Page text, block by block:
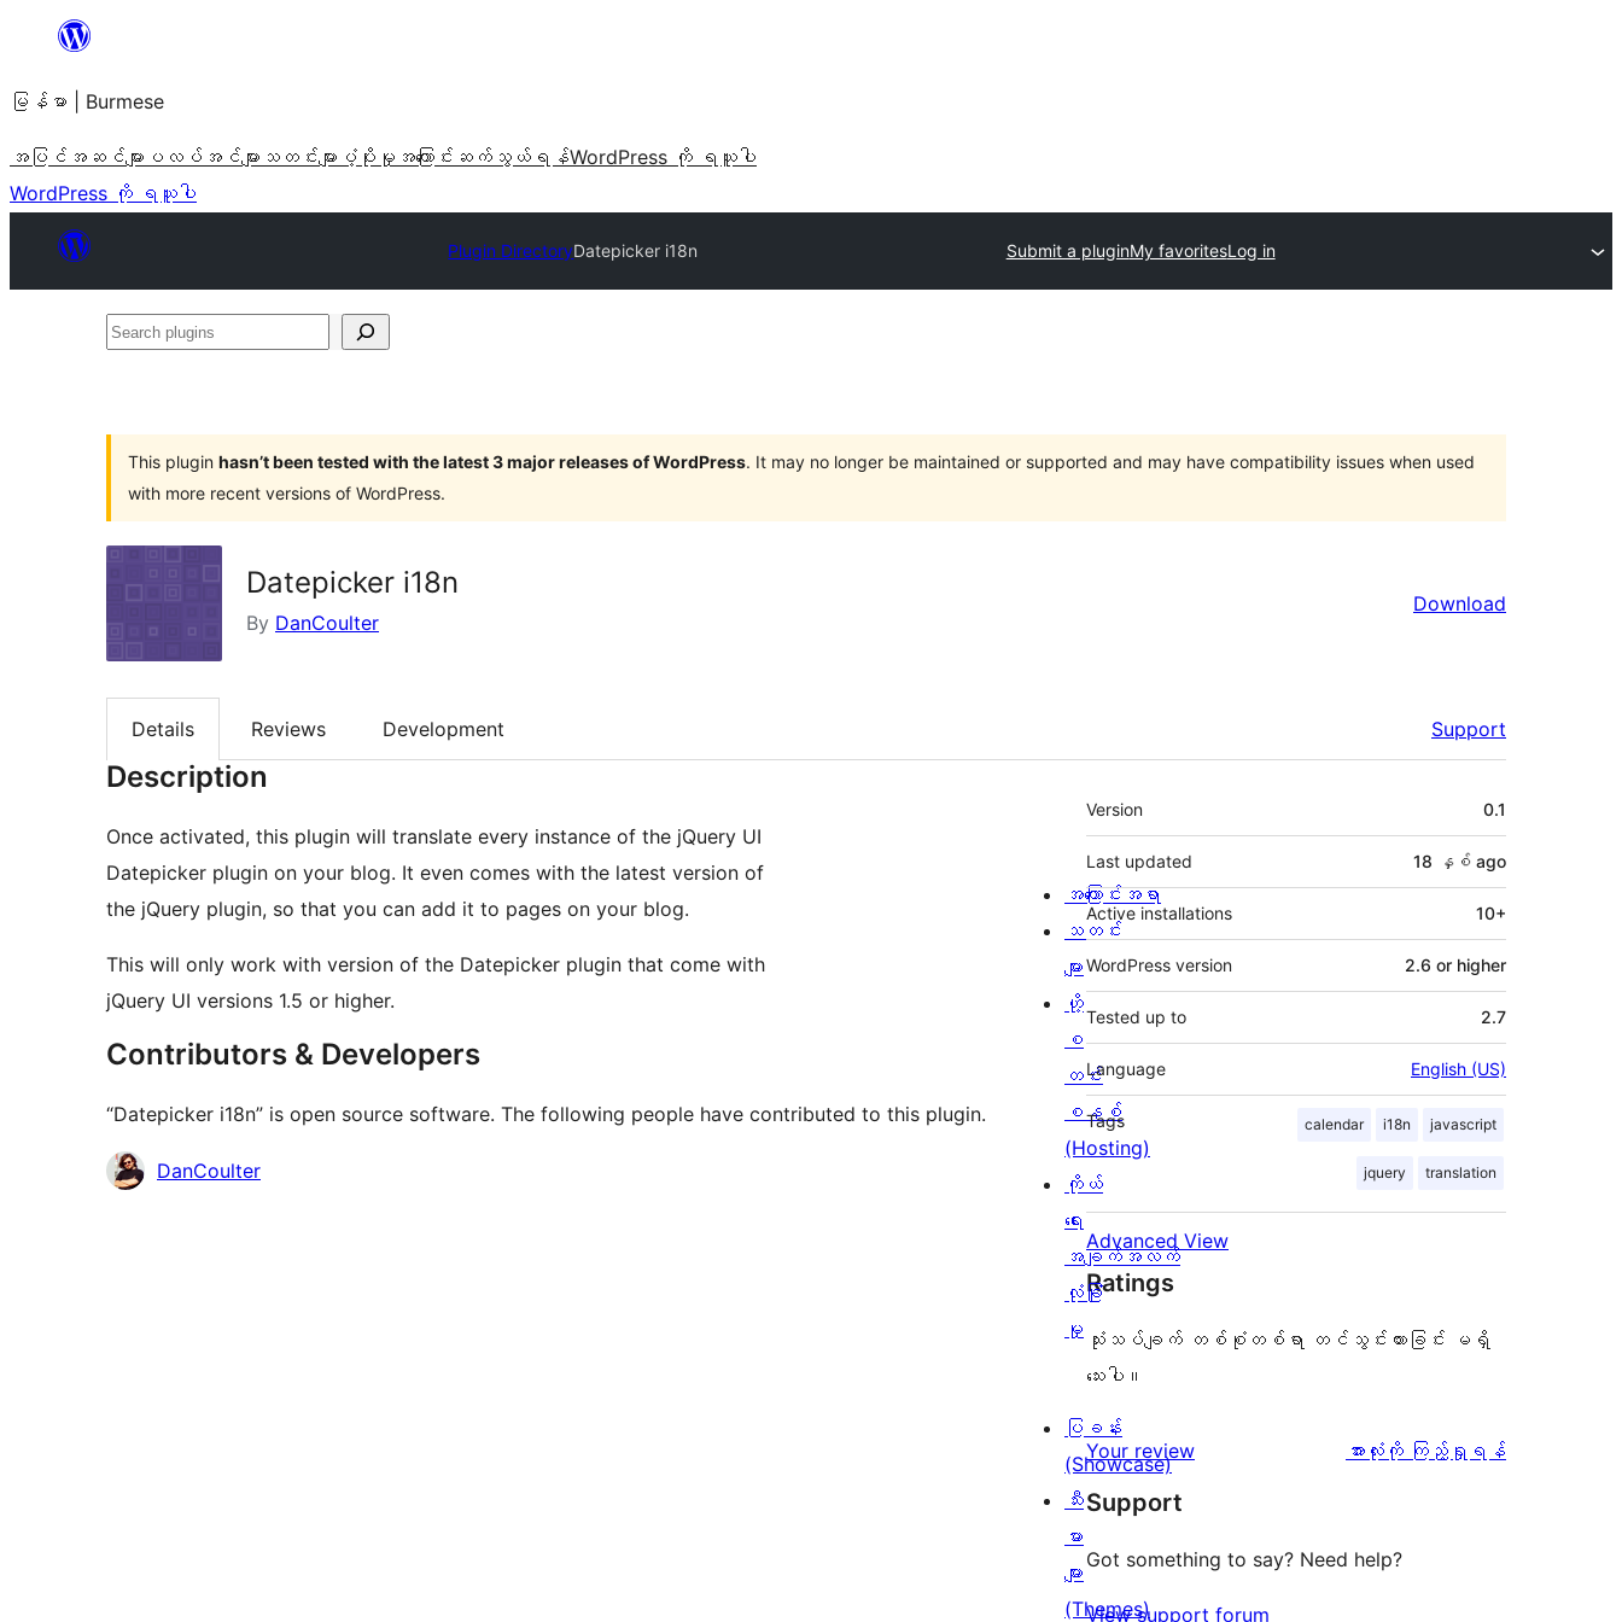
အကြောင်းအရာ
ကျော်သွား
ရန်
မြန်မာ | Burmese
အပြင်အဆင်များ ပလပ်အင်များ သတင်းများ ပံ့ပိုးမှု အကြောင်း ဆက်သွယ်ရန်WordPress ကို ရယူပါ
WordPress ကို ရယူပါ
Plugin DirectoryDatepicker i18n Submit a pluginMy favoritesLog in
Search
This plugin hasn’t been tested with the latest 3 major releases of WordPress. It may no longer be maintained or supported and may have compatibility issues when used
with more recent versions of WordPress.
Datepicker i18n
By DanCoulter
Download
Details Reviews Development Support
Description
Once activated, this plugin will translate every instance of the jQuery UI
Datepicker plugin on your blog. It even comes with the latest version of
the jQuery plugin, so that you can add it to pages on your blog.
This will only work with version of the Datepicker plugin that come with
jQuery UI versions 1.5 or higher.
Contributors & Developers
“Datepicker i18n” is open source software. The following people have contributed to this plugin.
Contributors
DanCoulter
Meta
Version 0.1
Last updated 18 နှစ် ago
Active installations 10+
WordPress version 2.6 or higher
Tested up to 2.7
Language English (US)
Tags calendar i18n javascript
jquery translation
Advanced View
Ratings
သုံးသပ်ချက် တစ်စုံတစ်ရာ တင်သွင်းထားခြင်း မရှိ
သေးပါ။
Your review
သုံးသပ်
အားလုံးကို ကြည့်ရှုရန်
Support
Got something to say? Need help?
View support forum
အကြောင်းအရာ
သတင်း
များ
ဟို့
စ
တင်း
စနစ်
(Hosting)
ကိုယ်
ရေး
အချက်အလက်
လုံခြုံ
မှု
ပြခန်း
(Showcase)
သီး
မား
များ
(Themes)